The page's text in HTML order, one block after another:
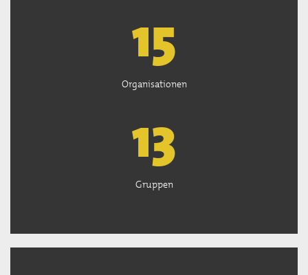
15
Organisationen
13
Gruppen